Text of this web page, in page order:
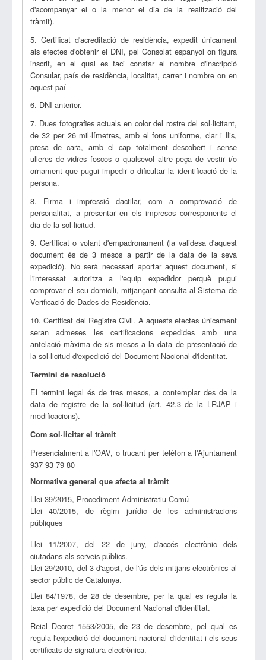
d'acompanyar el o la menor el dia de la realització del
tràmit).
5. Certificat d'acreditació de residència, expedit únicament
als efectes d'obtenir el DNI, pel Consolat espanyol on figura
inscrit, en el qual es faci constar el nombre d'inscripció
Consular, país de residència, localitat, carrer i nombre on en
aquest paí
6. DNI anterior.
7. Dues fotografies actuals en color del rostre del sol·licitant,
de 32 per 26 mil·límetres, amb el fons uniforme, clar i llis,
presa de cara, amb el cap totalment descobert i sense
ulleres de vidres foscos o qualsevol altre peça de vestir i/o
ornament que pugui impedir o dificultar la identificació de la
persona.
8. Firma i impressió dactilar, com a comprovació de
personalitat, a presentar en els impresos corresponents el
dia de la sol·licitud.
9. Certificat o volant d'empadronament (la validesa d'aquest
document és de 3 mesos a partir de la data de la seva
expedició). No serà necessari aportar aquest document, si
l'interessat autoritza a l'equip expedidor perquè pugui
comprovar el seu domicili, mitjançant consulta al Sistema de
Verificació de Dades de Residència.
10. Certificat del Registre Civil. A aquests efectes únicament
seran admeses les certificacions expedides amb una
antelació màxima de sis mesos a la data de presentació de
la sol·licitud d'expedició del Document Nacional d'Identitat.
Termini de resolució
El termini legal és de tres mesos, a contemplar des de la
data de registre de la sol·licitud (art. 42.3 de la LRJAP i
modificacions).
Com sol·licitar el tràmit
Presencialment a l'OAV, o trucant per telèfon a l'Ajuntament
937 93 79 80
Normativa general que afecta al tràmit
Llei 39/2015, Procediment Administratiu Comú
Llei 40/2015, de règim jurídic de les administracions
públiques
Llei 11/2007, del 22 de juny, d'accés electrònic dels
ciutadans als serveis públics.
Llei 29/2010, del 3 d'agost, de l'ús dels mitjans electrònics al
sector públic de Catalunya.
Llei 84/1978, de 28 de desembre, per la qual es regula la
taxa per expedició del Document Nacional d'Identitat.
Reial Decret 1553/2005, de 23 de desembre, pel qual es
regula l'expedició del document nacional d'identitat i els seus
certificats de signatura electrònica.